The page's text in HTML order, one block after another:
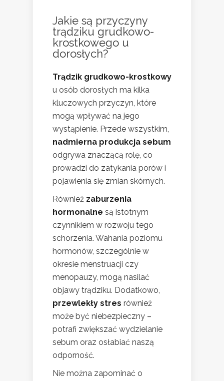
Jakie są przyczyny
trądziku grudkowo-
krostkowego u
dorosłych?
Trądzik grudkowo-krostkowy
u osób dorosłych ma kilka
kluczowych przyczyn, które
mogą wpływać na jego
wystąpienie. Przede wszystkim,
nadmierna produkcja sebum
odgrywa znaczącą rolę, co
prowadzi do zatykania porów i
pojawienia się zmian skórnych.
Również zaburzenia
hormonalne są istotnym
czynnikiem w rozwoju tego
schorzenia. Wahania poziomu
hormonów, szczególnie w
okresie menstruacji czy
menopauzy, mogą nasilać
objawy trądziku. Dodatkowo,
przewlekły stres również
może być niebezpieczny –
potrafi zwiększać wydzielanie
sebum oraz osłabiać naszą
odporność.
Nie można zapominać o